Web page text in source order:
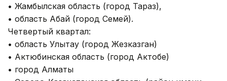
• Жамбылская область (город Тараз),
• область Абай (город Семей).
Четвертый квартал:
• область Улытау (город Жезказган)
• Актюбинская область (город Актобе)
• город Алматы